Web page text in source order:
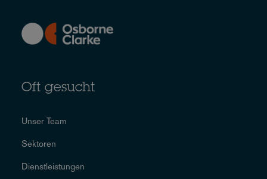
Oft gesucht
Unser Team
Sektoren
Dienstleistungen